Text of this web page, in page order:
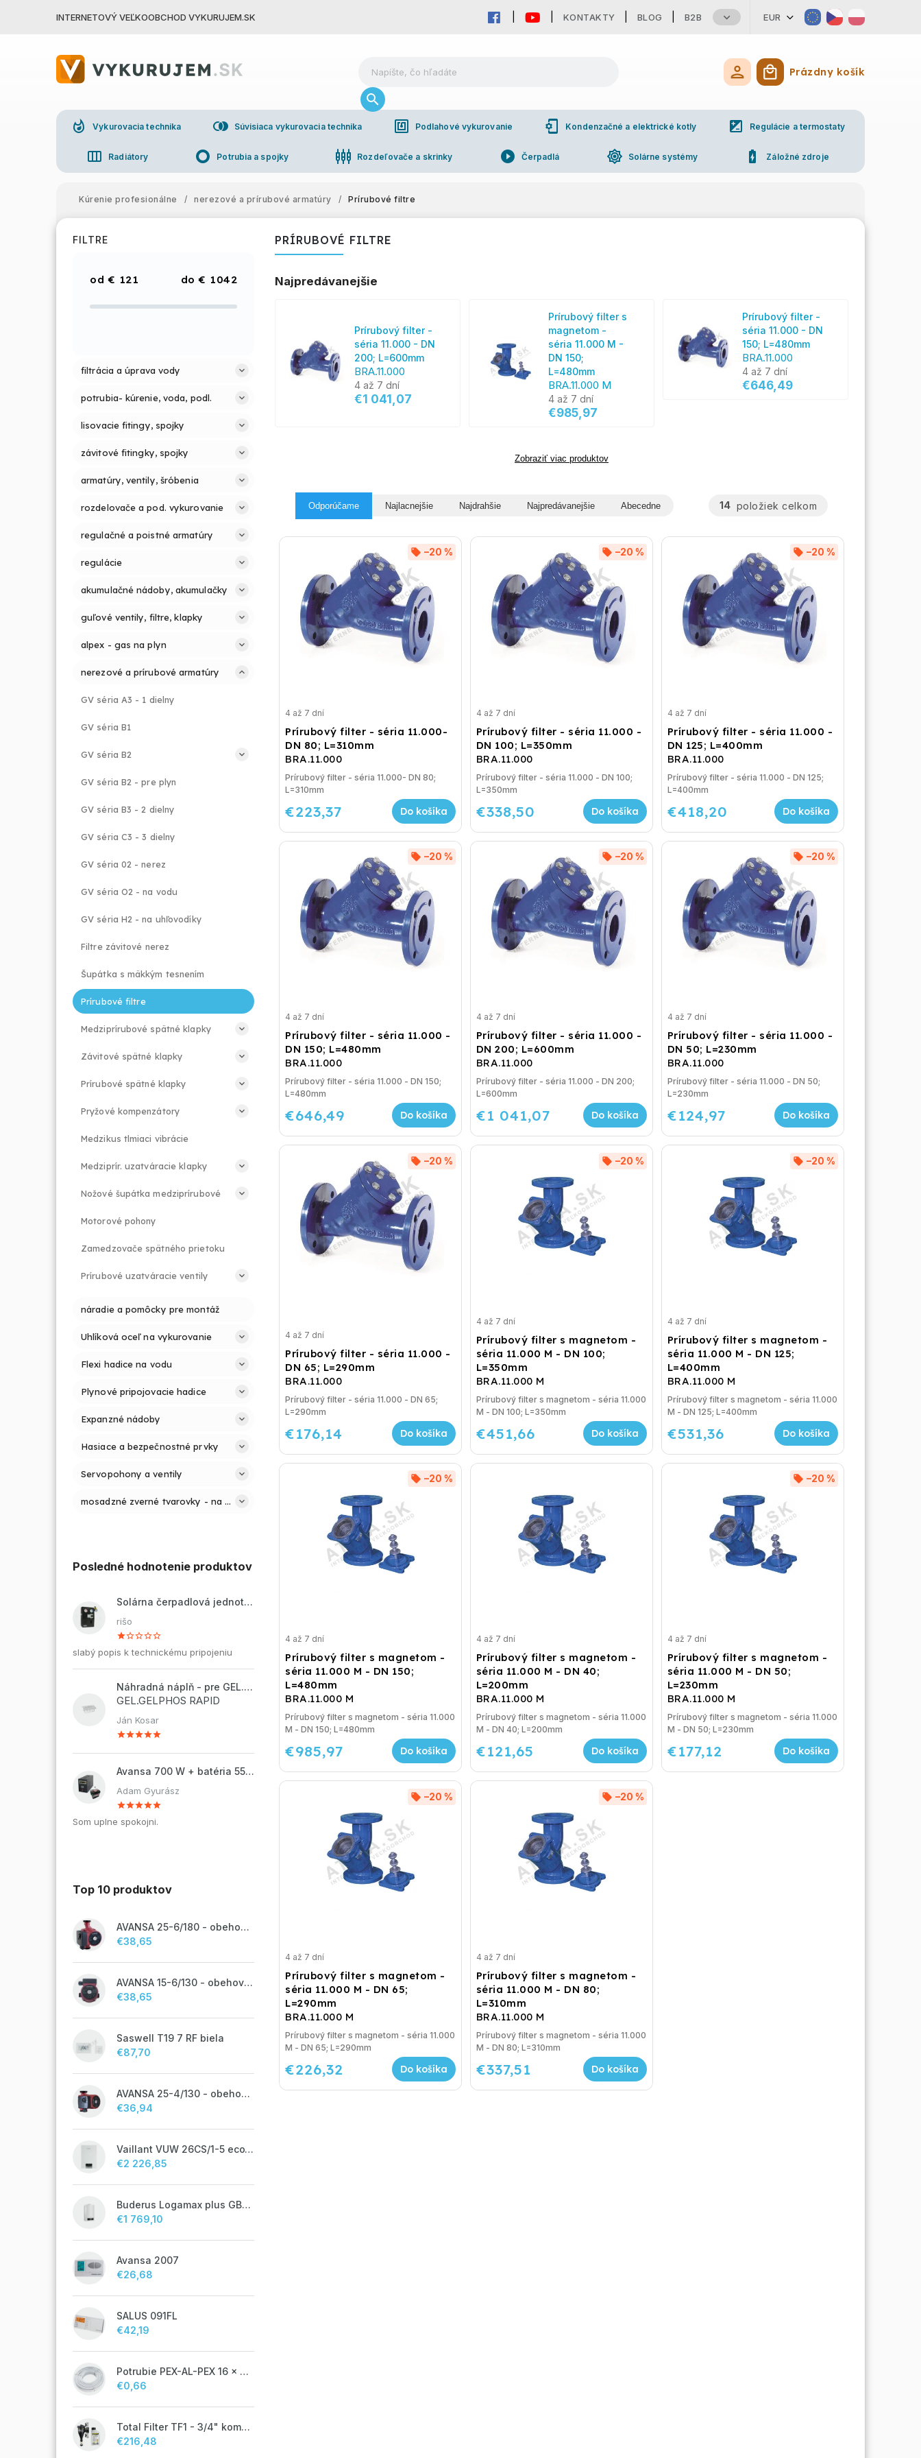
INTERNETOVÝ VEĽKOOBCHOD VYKURUJEM.SK KONTAKTY BLOG B2B EUR
Nákupný košík
Prázdny košík
whatshot Vykurovacia technika join_right Súvisiaca vykurovacia technika nfc Podlahové vykurovanie phonelink_setup Kondenzačné a elektrické kotly iso Regulácie a termostaty
view_week Radiátory trip_origin Potrubia a spojky settings_input_component Rozdeľovače a skrinky play_circle_filled Čerpadlá brightness_high Solárne systémy battery_charging_full Záložné zdroje
Kúrenie profesionálne
/ nerezové a prírubové armatúry / Prírubové filtre
FILTRE
€ 121 € 1042
filtrácia a úprava vody
potrubia- kúrenie, voda, podl.
lisovacie fitingy, spojky
závitové fitingky, spojky
armatúry, ventily, šróbenia
rozdelovače a pod. vykurovanie
regulačné a poistné armatúry
regulácie
akumulačné nádoby, akumulačky
guľové ventily, filtre, klapky
alpex - gas na plyn
nerezové a prírubové armatúry
GV séria A3 - 1 dielny
GV séria B1
GV séria B2
GV séria B2 - pre plyn
GV séria B3 - 2 dielny
GV séria C3 - 3 dielny
GV séria 02 - nerez
GV séria O2 - na vodu
GV séria H2 - na uhľovodíky
Filtre závitové nerez
Šupátka s mäkkým tesnením
Prírubové filtre
Medziprírubové spätné klapky
Závitové spätné klapky
Prírubové spätné klapky
Pryžové kompenzátory
Medzikus tlmiaci vibrácie
Medziprír. uzatváracie klapky
Nožové šupátka medziprírubové
Motorové pohony
Zamedzovače spätného prietoku
Prírubové uzatváracie ventily
náradie a pomôcky pre montáž
Uhlíková oceľ na vykurovanie
Flexi hadice na vodu
Plynové pripojovacie hadice
Expanzné nádoby
Hasiace a bezpečnostné prvky
Servopohony a ventily
mosadzné zverné tvarovky - na potrubie PE
Posledné hodnotenie produktov
Solárna čerpadlová jednotka ZP2-12 ECO
rišo
slabý popis k technickému pripojeniu
Náhradná náplň - pre GEL.DOSAPHOS 250 - 8x náplň
GEL.GELPHOS RAPID
Ján Kosar
Avansa 700 W + batéria 55Ah
Adam Gyurász
Som uplne spokojni.
Top 10 produktov
AVANSA 25-6/180 - obehové čerpadlo, pripojovací závit 6/4"
€38,65
AVANSA 15-6/130 - obehové čerpadlo, pripojovací závit 1"
€38,65
Saswell T19 7 RF biela
€87,70
AVANSA 25-4/130 - obehové čerpadlo, pripojovací závit 6/4"
€36,94
Vaillant VUW 26CS/1-5 ecoTEC plus IoniDetect - s prietokovým ohrevom TV
€2 226,85
Buderus Logamax plus GB072 - 24K
€1 769,10
Avansa 2007
€26,68
SALUS 091FL
€42,19
Potrubie PEX-AL-PEX 16 x 2 pre vykurovanie, podlahové kúrenie a vodu
€0,66
Total Filter TF1 - 3/4" komplet
€216,48
PRÍRUBOVÉ FILTRE
Najpredávanejšie
Prírubový filter -
séria 11.000 - DN
200; L=600mm
BRA.11.000
4 až 7 dní
€1 041,07
Prírubový filter s
magnetom -
séria 11.000 M -
DN 150;
L=480mm
BRA.11.000 M
4 až 7 dní
€985,97
Prírubový filter -
séria 11.000 - DN
150; L=480mm
BRA.11.000
4 až 7 dní
€646,49
Zobraziť viac produktov
Odporúčame Najlacnejšie Najdrahšie Najpredávanejšie Abecedne 14 položiek celkom
Prírubový filter - séria 11.000-
DN 80; L=310mm
BRA.11.000
–20 %
4 až 7 dní
€223,37 Do košíka
Prírubový filter - séria 11.000- DN 80;
L=310mm
Prírubový filter - séria 11.000 -
DN 100; L=350mm
BRA.11.000
–20 %
4 až 7 dní
€338,50 Do košíka
Prírubový filter - séria 11.000 - DN 100;
L=350mm
Prírubový filter - séria 11.000 -
DN 125; L=400mm
BRA.11.000
–20 %
4 až 7 dní
€418,20 Do košíka
Prírubový filter - séria 11.000 - DN 125;
L=400mm
Prírubový filter - séria 11.000 -
DN 150; L=480mm
BRA.11.000
–20 %
4 až 7 dní
€646,49 Do košíka
Prírubový filter - séria 11.000 - DN 150;
L=480mm
Prírubový filter - séria 11.000 -
DN 200; L=600mm
BRA.11.000
–20 %
4 až 7 dní
€1 041,07 Do košíka
Prírubový filter - séria 11.000 - DN 200;
L=600mm
Prírubový filter - séria 11.000 -
DN 50; L=230mm
BRA.11.000
–20 %
4 až 7 dní
€124,97 Do košíka
Prírubový filter - séria 11.000 - DN 50;
L=230mm
Prírubový filter - séria 11.000 -
DN 65; L=290mm
BRA.11.000
–20 %
4 až 7 dní
€176,14 Do košíka
Prírubový filter - séria 11.000 - DN 65;
L=290mm
Prírubový filter s magnetom -
séria 11.000 M - DN 100;
L=350mm
BRA.11.000 M
–20 %
4 až 7 dní
€451,66 Do košíka
Prírubový filter s magnetom - séria 11.000
M - DN 100; L=350mm
Prírubový filter s magnetom -
séria 11.000 M - DN 125;
L=400mm
BRA.11.000 M
–20 %
4 až 7 dní
€531,36 Do košíka
Prírubový filter s magnetom - séria 11.000
M - DN 125; L=400mm
Prírubový filter s magnetom -
séria 11.000 M - DN 150;
L=480mm
BRA.11.000 M
–20 %
4 až 7 dní
€985,97 Do košíka
Prírubový filter s magnetom - séria 11.000
M - DN 150; L=480mm
Prírubový filter s magnetom -
séria 11.000 M - DN 40;
L=200mm
BRA.11.000 M
4 až 7 dní
€121,65 Do košíka
Prírubový filter s magnetom - séria 11.000
M - DN 40; L=200mm
Prírubový filter s magnetom -
séria 11.000 M - DN 50;
L=230mm
BRA.11.000 M
–20 %
4 až 7 dní
€177,12 Do košíka
Prírubový filter s magnetom - séria 11.000
M - DN 50; L=230mm
Prírubový filter s magnetom -
séria 11.000 M - DN 65;
L=290mm
BRA.11.000 M
–20 %
4 až 7 dní
€226,32 Do košíka
Prírubový filter s magnetom - séria 11.000
M - DN 65; L=290mm
Prírubový filter s magnetom -
séria 11.000 M - DN 80;
L=310mm
BRA.11.000 M
–20 %
4 až 7 dní
€337,51 Do košíka
Prírubový filter s magnetom - séria 11.000
M - DN 80; L=310mm